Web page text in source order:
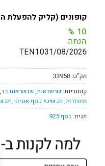
קופונים (קליק להפעלת
10
%
הנחה
TEN1031/08/2026
מק"ט:33958
קטגוריות: שרשראות, שרשראות בר,
מיוחדות, תכשיטי כסף אמיתי,
תגית: כסף 925